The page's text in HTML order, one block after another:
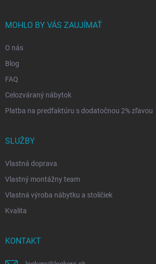
MOHLO BY VÁS ZAUJÍMAŤ
O nás
Blog
FAQ
Celozváraný nábytok
Platba na predfaktúru s dodatočnou 2% zľavou
SLUŽBY
Vlastná doprava
Vlastný montážny team
Vlastná výroba nábytku a stoličiek
Kvalita
KONTAKT